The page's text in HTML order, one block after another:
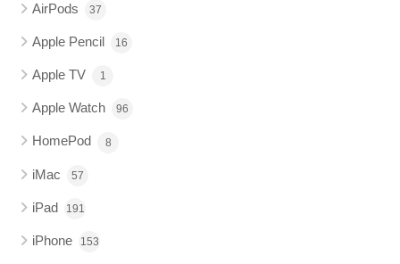
AirPods 37
Apple Pencil 16
Apple TV 1
Apple Watch 96
HomePod 8
iMac 57
iPad 191
iPhone 153